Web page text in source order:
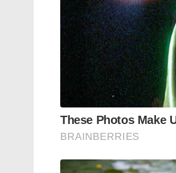
സെൻട്രൽ ആംഡ്
സേനകളിൽ നിന്ന്
രൂപീകരിക്കുന്നത്.
ആക്ഷൻ ഗ്രൂപ്പിനൊപ്പം
വി.വി.ഐ.പികളുടെ
പോരാട്ടത്തിൽ
സ്പെഷ്യൽ
ഉദ്യോഗസ്ഥർ
വരുന്ന ഭീകരവാദ